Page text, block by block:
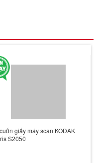
giấy máy scan KODAK
S2050